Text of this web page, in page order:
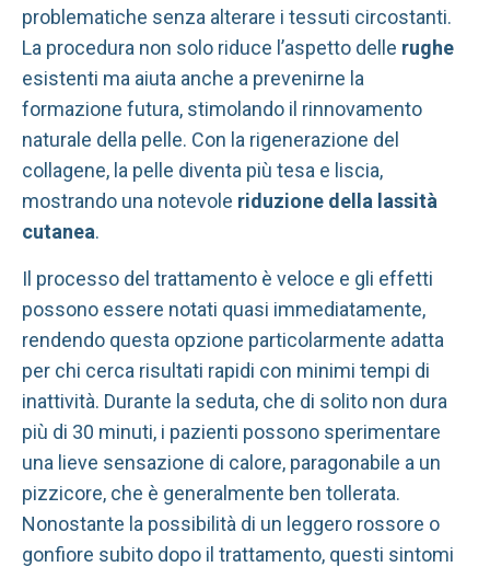
problematiche senza alterare i tessuti circostanti.
La procedura non solo riduce l’aspetto delle rughe
esistenti ma aiuta anche a prevenirne la
formazione futura, stimolando il rinnovamento
naturale della pelle. Con la rigenerazione del
collagene, la pelle diventa più tesa e liscia,
mostrando una notevole riduzione della lassità
cutanea.
Il processo del trattamento è veloce e gli effetti
possono essere notati quasi immediatamente,
rendendo questa opzione particolarmente adatta
per chi cerca risultati rapidi con minimi tempi di
inattività. Durante la seduta, che di solito non dura
più di 30 minuti, i pazienti possono sperimentare
una lieve sensazione di calore, paragonabile a un
pizzicore, che è generalmente ben tollerata.
Nonostante la possibilità di un leggero rossore o
gonfiore subito dopo il trattamento, questi sintomi